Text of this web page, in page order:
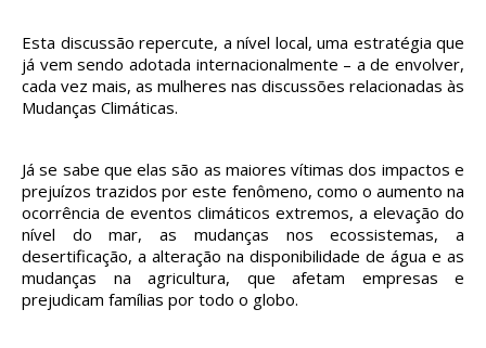
Esta discussão repercute, a nível local, uma estratégia que
já vem sendo adotada internacionalmente – a de envolver,
cada vez mais, as mulheres nas discussões relacionadas às
Mudanças Climáticas.
Já se sabe que elas são as maiores vítimas dos impactos e
prejuízos trazidos por este fenômeno, como o aumento na
ocorrência de eventos climáticos extremos, a elevação do
nível do mar, as mudanças nos ecossistemas, a
desertificação, a alteração na disponibilidade de água e as
mudanças na agricultura, que afetam empresas e
prejudicam famílias por todo o globo.